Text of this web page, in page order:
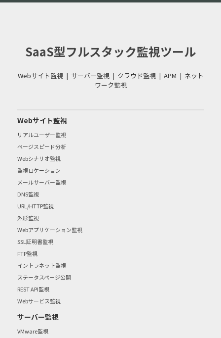
SaaS型フルスタック監視ツール
Webサイト監視| サーバー監視| クラウド監視| APM | ネット
ワーク監視
Webサイト監視
リアルユーザー監視
ページスピード分析
Webシナリオ監視
監視ロケーション
メールサーバー監視
DNS監視
URL/HTTP監視
外形監視
Webアプリケーション監視
SSL証明書監視
FTP監視
イントラネット監視
ステータスページ公開
REST API監視
Webサービス監視
サーバー監視
VMware監視